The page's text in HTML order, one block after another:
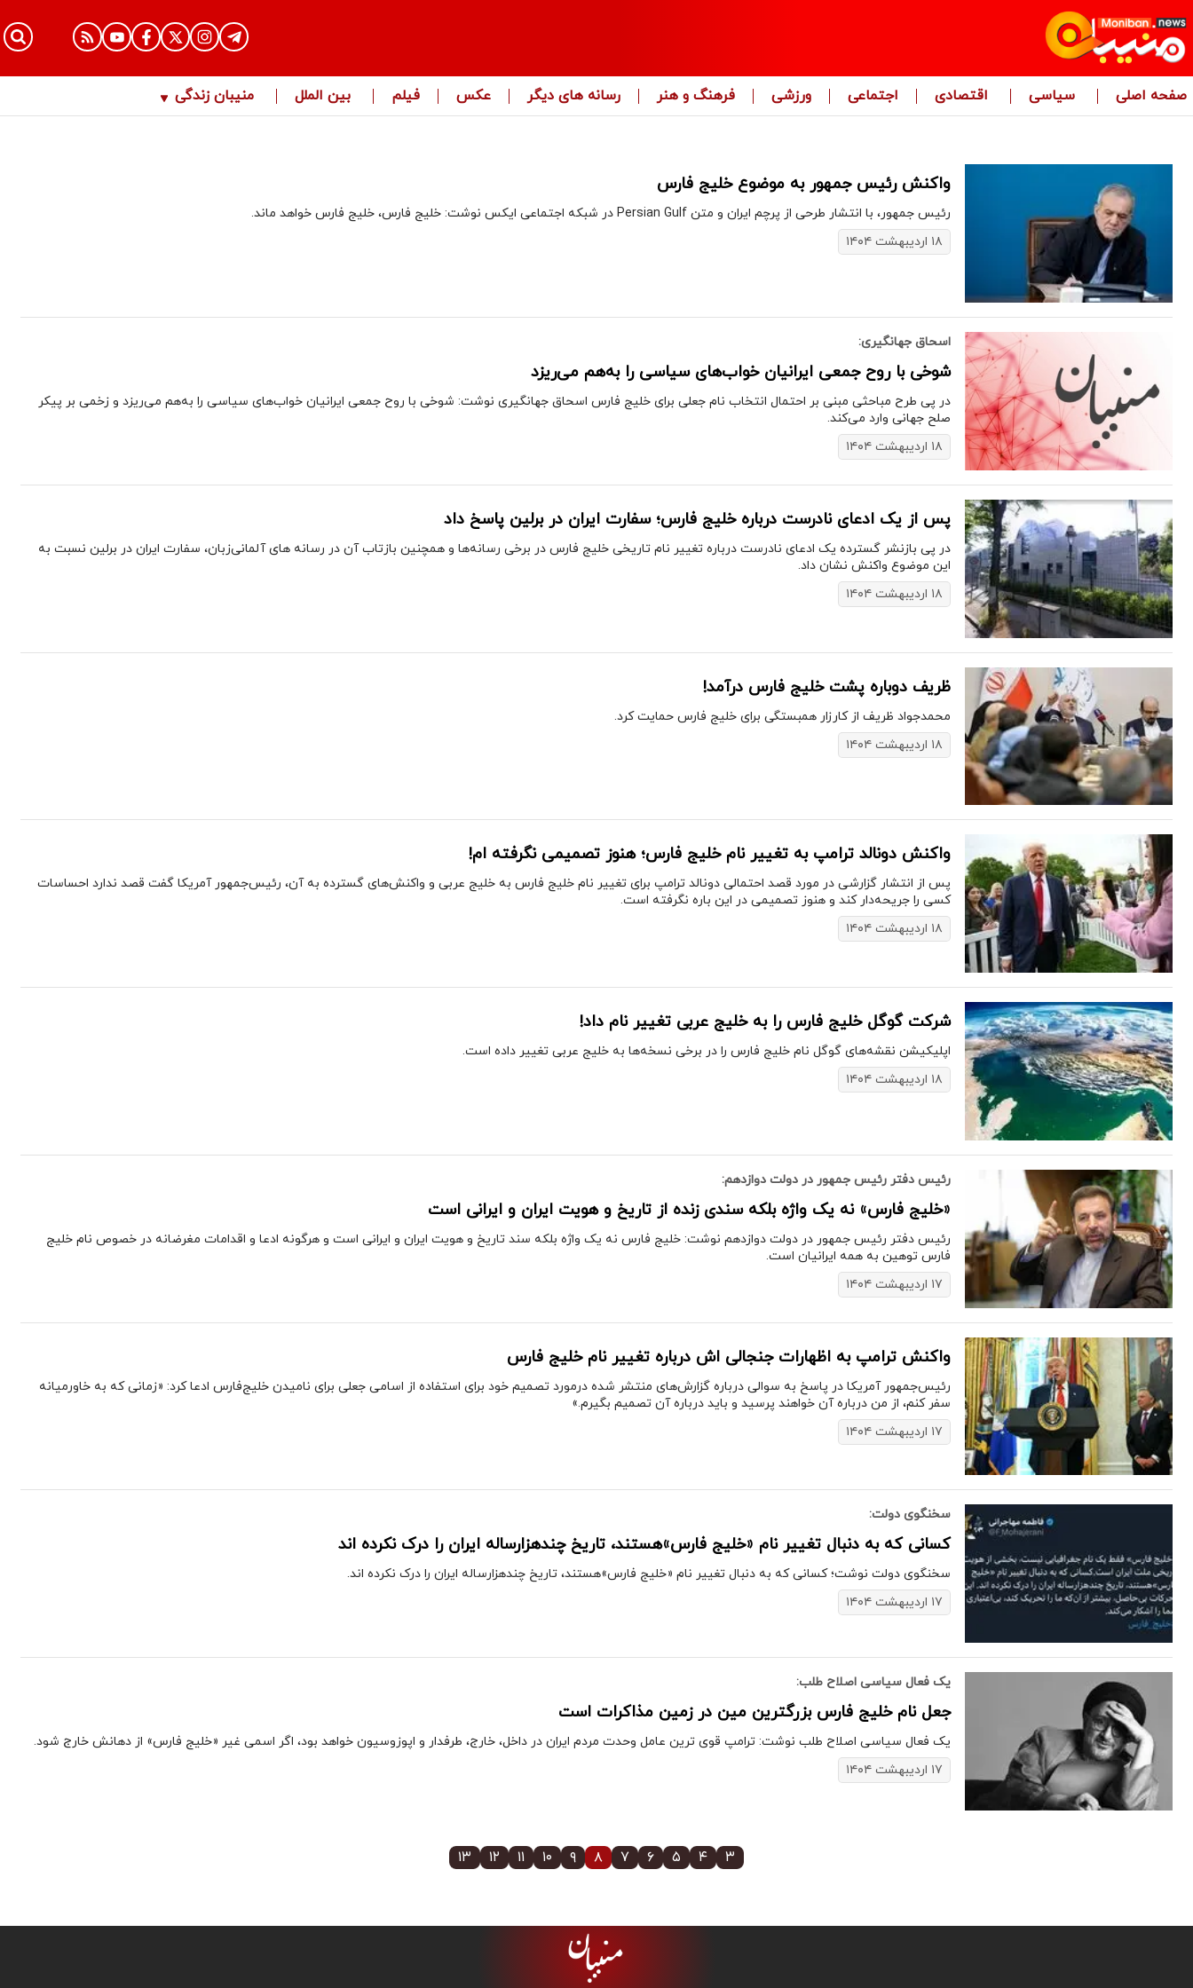
صفحه اصلی سیاسی اقتصادی اجتماعی ورزشی فرهنگ و هنر رسانه های دیگر عکس فیلم بین الملل منیبان زندگی
واکنش رئیس جمهور به موضوع خلیج فارس
رئیس جمهور، با انتشار طرحی از پرچم ایران و متن Persian Gulf در شبکه اجتماعی ایکس نوشت: خلیج فارس، خلیج فارس خواهد ماند.
۱۸ اردیبهشت ۱۴۰۴
اسحاق جهانگیری:
شوخی با روح جمعی ایرانیان خواب‌های سیاسی را به‌هم می‌ریزد
در پی طرح مباحثی مبنی بر احتمال انتخاب نام جعلی برای خلیج فارس اسحاق جهانگیری نوشت: شوخی با روح جمعی ایرانیان خواب‌های سیاسی را به‌هم می‌ریزد و زخمی بر پیکر
صلح جهانی وارد می‌کند.
۱۸ اردیبهشت ۱۴۰۴
پس از یک ادعای نادرست درباره خلیج فارس؛ سفارت ایران در برلین پاسخ داد
در پی بازنشر گسترده یک ادعای نادرست درباره تغییر نام تاریخی خلیج فارس در برخی رسانه‌ها و همچنین بازتاب آن در رسانه های آلمانی‌زبان، سفارت ایران در برلین نسبت به
این موضوع واکنش نشان داد.
۱۸ اردیبهشت ۱۴۰۴
ظریف دوباره پشت خلیج فارس درآمد!
محمدجواد ظریف از کارزار همبستگی برای خلیج فارس حمایت کرد.
۱۸ اردیبهشت ۱۴۰۴
واکنش دونالد ترامپ به تغییر نام خلیج فارس؛ هنوز تصمیمی نگرفته ام!
پس از انتشار گزارشی در مورد قصد احتمالی دونالد ترامپ برای تغییر نام خلیج فارس به خلیج عربی و واکنش‌های گسترده به آن، رئیس‌جمهور آمریکا گفت قصد ندارد احساسات
کسی را جریحه‌دار کند و هنوز تصمیمی در این باره نگرفته است.
۱۸ اردیبهشت ۱۴۰۴
شرکت گوگل خلیج فارس را به خلیج عربی تغییر نام داد!
اپلیکیشن نقشه‌های گوگل نام خلیج فارس را در برخی نسخه‌ها به خلیج عربی تغییر داده است.
۱۸ اردیبهشت ۱۴۰۴
رئیس دفتر رئیس جمهور در دولت دوازدهم:
«خلیج فارس» نه یک واژه بلکه سندی زنده از تاریخ و هویت ایران و ایرانی است
رئیس دفتر رئیس جمهور در دولت دوازدهم نوشت: خلیج فارس نه یک واژه بلکه سند تاریخ و هویت ایران و ایرانی است و هرگونه ادعا و اقدامات مغرضانه‌ در خصوص نام خلیج
فارس توهین به همه ایرانیان است.
۱۷ اردیبهشت ۱۴۰۴
واکنش ترامپ‌ به اظهارات جنجالی اش درباره تغییر نام خلیج فارس
رئیس‌جمهور آمریکا در پاسخ به سوالی درباره گزارش‌های منتشر شده درمورد تصمیم خود برای استفاده از اسامی جعلی برای نامیدن خلیج‌فارس ادعا کرد: «زمانی که به خاورمیانه
سفر کنم، از من درباره آن خواهند پرسید و باید درباره آن تصمیم بگیرم.»
۱۷ اردیبهشت ۱۴۰۴
سخنگوی دولت:
کسانی که به دنبال تغییر نام «خلیج فارس»هستند، تاریخ چندهزارساله ایران را درک نکرده اند
سخنگوی دولت نوشت؛ کسانی که به دنبال تغییر نام «خلیج فارس»هستند، تاریخ چندهزارساله ایران را درک نکرده اند.
۱۷ اردیبهشت ۱۴۰۴
یک فعال سیاسی اصلاح طلب:
جعل نام خلیج فارس بزرگترین مین در زمین مذاکرات است
یک فعال سیاسی اصلاح طلب نوشت: ترامپ قوی ترین عامل وحدت مردم ایران در داخل، خارج، طرفدار و اپوزوسیون خواهد بود، اگر اسمی غیر ‎«خلیج فارس» از دهانش خارج شود.
۱۷ اردیبهشت ۱۴۰۴
۳ ۴ ۵ ۶ ۷ ۸ ۹ ۱۰ ۱۱ ۱۲ ۱۳